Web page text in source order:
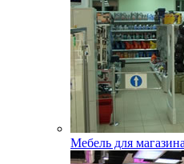
Мебель для